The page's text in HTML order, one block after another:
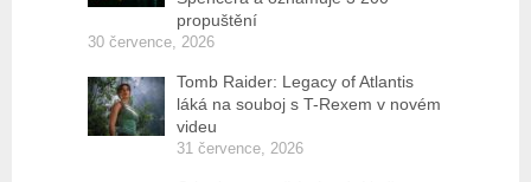
propuštění
30 července, 2026
Tomb Raider: Legacy of Atlantis
láká na souboj s T-Rexem v novém
videu
31 července, 2026